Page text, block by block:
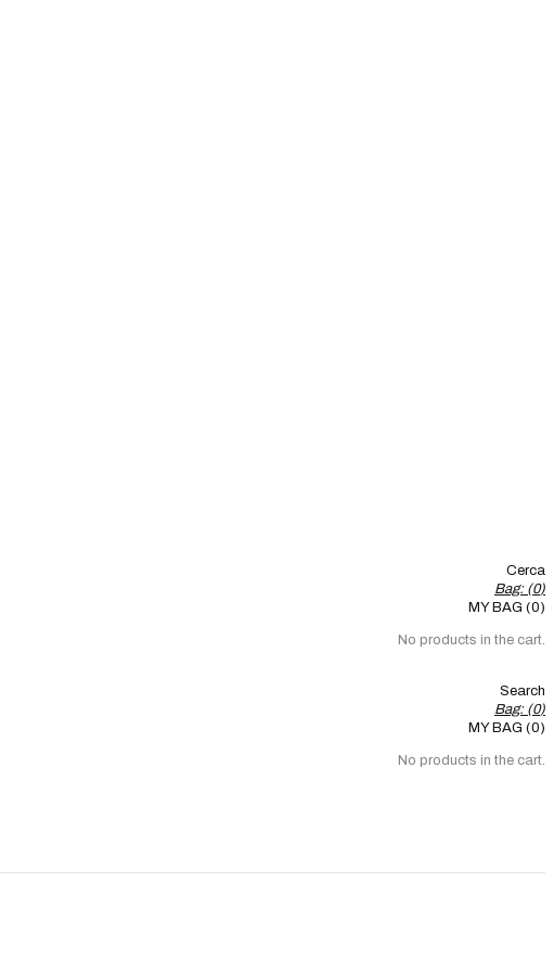
Cerca
Bag: (0)
MY BAG (0)
No products in the cart.
Search
Bag: (0)
MY BAG (0)
No products in the cart.